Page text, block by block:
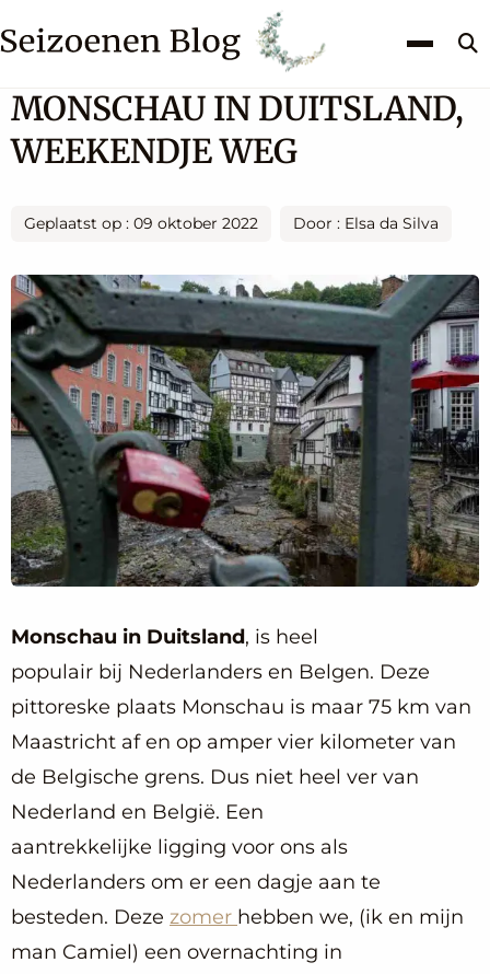
MONSCHAU IN DUITSLAND,
WEEKENDJE WEG
Geplaatst op : 09 oktober 2022 Door : Elsa da Silva
Monschau in Duitsland, is heel
populair bij Nederlanders en Belgen. Deze
pittoreske plaats Monschau is maar 75 km van
Maastricht af en op amper vier kilometer van
de Belgische grens. Dus niet heel ver van
Nederland en België. Een
aantrekkelijke ligging voor ons als
Nederlanders om er een dagje aan te
besteden. Deze zomer hebben we, (ik en mijn
man Camiel) een overnachting in